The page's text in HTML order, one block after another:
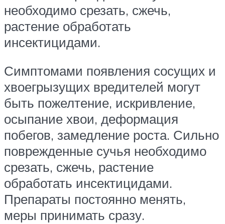
необходимо срезать, сжечь,
растение обработать
инсектицидами.
Симптомами появления сосущих и
хвоегрызущих вредителей могут
быть пожелтение, искривление,
осыпание хвои, деформация
побегов, замедление роста. Сильно
поврежденные сучья необходимо
срезать, сжечь, растение
обработать инсектицидами.
Препараты постоянно менять,
меры принимать сразу.